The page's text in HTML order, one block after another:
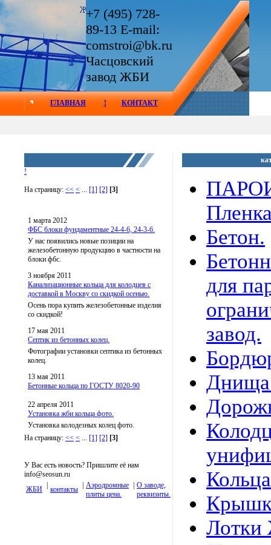
+7 (495) 728-
89-13 E-mail:
comstroi@bk.ru
Часцовский
завод ЖБИ
ГЛАВНАЯ ! КОНТАКТ
!
На страницу: << < ... [1] [2] [3]
1 марта 2012
ФБС блоки фундаментные 24-4-6, 24-3-6.
У нас появились новые позиции на
железобетонную продукцию в частности на
блоки фбс.
3 ноября 2011
Канализационные кольца для колодцев c
доставкой в Москву со скидкой осенью.
Осень пора купить железобетонные изделия
со скидкой!
17 мая 2011
Септик из бетонных колец.
Фотографии установки септика из бетонных
колец.
13 мая 2011
Бетонные кольца по ГОСТУ 8020-90
22 апреля 2011
Установка жби кольца фото.
Установка колодезных колец фото.
На страницу: << < ... [1] [2] [3]
У Вас есть новость? Пришлите её нам
info@seosun.ru
ЖБИ
контакты
Аэродромные
плиты цена.
О заводе,
реквизиты.
Бетон.
для
завод.